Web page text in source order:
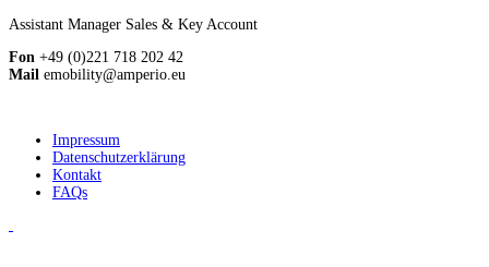
Assistant Manager Sales & Key Account
Fon +49 (0)221 718 202 42
Mail emobility@amperio.eu
Impressum
Datenschutzerklärung
Kontakt
FAQs